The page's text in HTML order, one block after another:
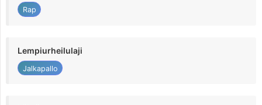
Rap
Lempiurheilulaji
Jalkapallo